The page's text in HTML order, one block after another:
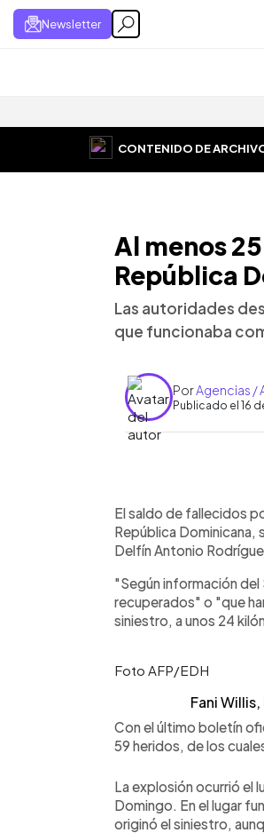
Newsletter
CONTENIDO DE
Al menos
República
Las autoridades
que funcionaba
PorAgencias /
Publicado el 16
► Escuchar
El saldo de fallecidos
República
Delfín Antonio
"Según información del
recuperados" o "que
siniestro, a unos 24
Foto AFP/EDH
Fani
Con el último boletín
59 heridos, de los
La explosión ocurrió el
Domingo. En el lugar
originó el siniestro,